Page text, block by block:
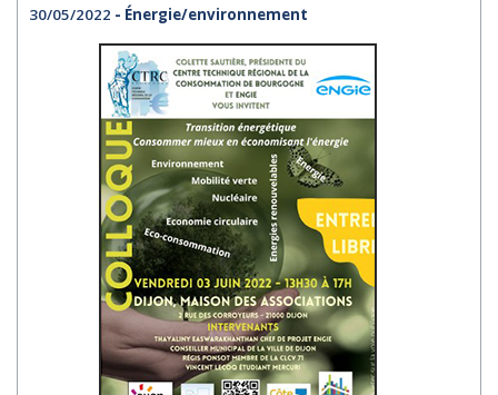
30/05/2022 - Énergie/environnement